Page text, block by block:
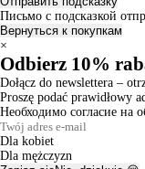
Письмо с подсказкой
Вернуться к покупкам
×
Odbierz 10%
Dołącz do newslettera –
Proszę podać prawidłowy
Необходимо согласие на
Dla kobiet
Dla mężczyzn